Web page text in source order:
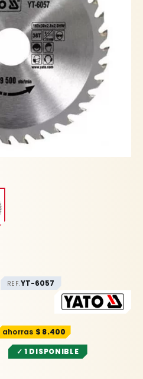
REF.YT-6057
$ 8.400
✓ 1 DISPONIBLE